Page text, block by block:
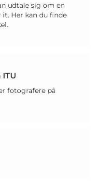
udtale sig om en
Her kan du finde
fotografere på